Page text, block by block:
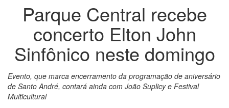
Parque Central recebe
concerto Elton John
Sinfônico neste domingo
Evento, que marca encerramento da programação de aniversário
de Santo André, contará ainda com João Suplicy e Festival
Multicultural